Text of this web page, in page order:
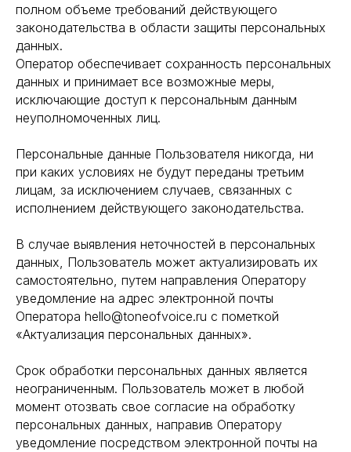
полном объеме требований действующего
законодательства в области защиты персональных
данных.
Оператор обеспечивает сохранность персональных
данных и принимает все возможные меры,
исключающие доступ к персональным данным
неуполномоченных лиц.
Персональные данные Пользователя никогда, ни
при каких условиях не будут переданы третьим
лицам, за исключением случаев, связанных с
исполнением действующего законодательства.
В случае выявления неточностей в персональных
данных, Пользователь может актуализировать их
самостоятельно, путем направления Оператору
уведомление на адрес электронной почты
Оператора hello@toneofvoice.ru с пометкой
«Актуализация персональных данных».
Срок обработки персональных данных является
неограниченным. Пользователь может в любой
момент отозвать свое согласие на обработку
персональных данных, направив Оператору
уведомление посредством электронной почты на